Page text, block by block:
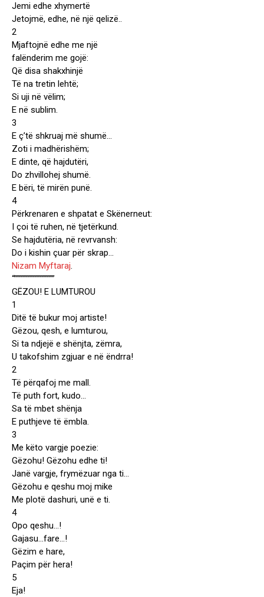
Jemi edhe xhymertë
Jetojmë, edhe, në një qelizë..
2
Mjaftojnë edhe me një
falënderim me gojë:
Që disa shakxhinjë
Të na tretin lehtë;
Si uji në vëlim;
E në sublim.
3
E ç’të shkruaj më shumë…
Zoti i madhërishëm;
E dinte, që hajdutëri,
Do zhvillohej shumë.
E bëri, të mirën punë.
4
Përkrenaren e shpatat e Skënerneut:
I çoi të ruhen, në tjetërkund.
Se hajdutëria, në revrvansh:
Do i kishin çuar për skrap…
Nizam Myftaraj.
“”””””””””””””””””
GËZOU! E LUMTUROU
1
Ditë të bukur moj artiste!
Gëzou, qesh, e lumturou,
Si ta ndjejë e shënjta, zëmra,
U takofshim zgjuar e në ëndrra!
2
Të përqafoj me mall.
Të puth fort, kudo…
Sa të mbet shënja
E puthjeve të ëmbla.
3
Me këto vargje poezie:
Gëzohu! Gëzohu edhe ti!
Janë vargje, frymëzuar nga ti…
Gëzohu e qeshu moj mike
Me plotë dashuri, unë e ti.
4
Opo qeshu…!
Gajasu…fare…!
Gëzim e hare,
Paçim për hera!
5
Eja!